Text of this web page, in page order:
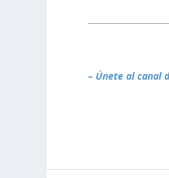
– Únete al canal